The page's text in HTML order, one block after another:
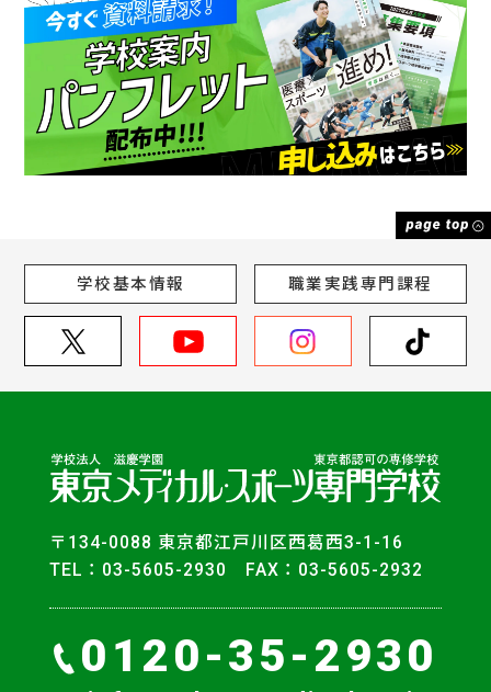
学校基本情報 職業実践専門課程
〒134-0088 東京都江戸川区西葛西3-1-16
TEL：03-5605-2930 FAX：03-5605-2932
0120-35-2930